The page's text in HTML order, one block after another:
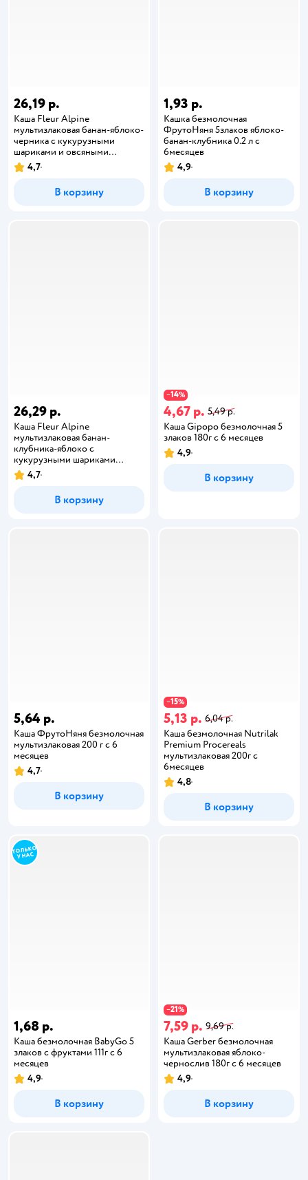
26,19 р.
Каша Fleur Alpine
мультизлаковая банан-яблоко-
черника с кукурузными
шариками и овсяными
хлопьями 200г с 12месяцев
4,7
В корзину
1,93 р.
Кашка безмолочная
ФрутоНяня 5злаков яблоко-
банан-клубника 0.2 л с
6месяцев
4,9
В корзину
26,29 р.
Каша Fleur Alpine
мультизлаковая банан-
клубника-яблоко с
кукурузными шариками
овсяными и спельтовыми
хлопьями 200г с 15месяцев
4,7
В корзину
−14%
4,67 р. 5,49 р.
Каша Gipopo безмолочная 5
злаков 180г с 6 месяцев
4,9
В корзину
5,64 р.
Каша ФрутоНяня безмолочная
мультизлаковая 200 г с 6
месяцев
4,7
В корзину
−15%
5,13 р. 6,04 р.
Каша безмолочная Nutrilak
Premium Procereals
мультизлаковая 200г с
6месяцев
4,8
В корзину
1,68 р.
Каша безмолочная BabyGo 5
злаков с фруктами 111г с 6
месяцев
4,9
В корзину
−21%
7,59 р. 9,69 р.
Каша Gerber безмолочная
мультизлаковая яблоко-
чернослив 180г с 6 месяцев
4,9
В корзину